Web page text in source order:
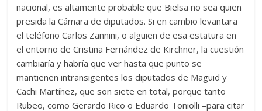
nacional, es altamente probable que Bielsa no sea quien
presida la Cámara de diputados. Si en cambio levantara
el teléfono Carlos Zannini, o alguien de esa estatura en
el entorno de Cristina Fernández de Kirchner, la cuestión
cambiaría y habría que ver hasta que punto se
mantienen intransigentes los diputados de Maguid y
Cachi Martínez, que son siete en total, porque tanto
Rubeo, como Gerardo Rico o Eduardo Toniolli –para citar